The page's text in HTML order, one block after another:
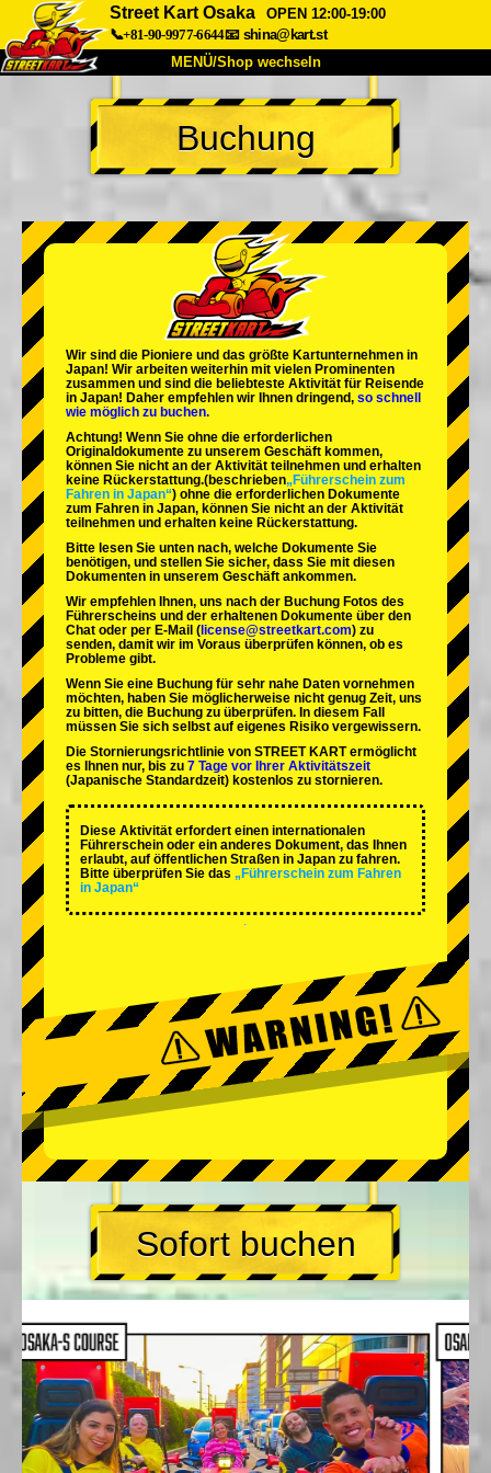
Street Kart Osaka
OPEN 12:00-19:00
📞+81-90-9977-6644📧 shina@kart.st
MENÜ/Shop wechseln
START
Über uns Spezifikationen Preise
Unternehmen Buchung
Shop wechseln
Tokio Shinagawa Tokio Akihabara#1
Tokio Akihabara#2
Tokio Shibuya Annex Tokio Bucht
Tokio Asakusa Osaka
Okinawa
Buchung
Wir sind die Pioniere und das größte Kartunternehmen in
Japan! Wir arbeiten weiterhin mit vielen Prominenten
zusammen und sind die beliebteste Aktivität für Reisende
in Japan! Daher empfehlen wir Ihnen dringend, so schnell
wie möglich zu buchen.
Achtung! Wenn Sie ohne die erforderlichen
Originaldokumente zu unserem Geschäft kommen,
können Sie nicht an der Aktivität teilnehmen und erhalten
keine Rückerstattung.(beschrieben„Führerschein zum
Fahren in Japan“) ohne die erforderlichen Dokumente
zum Fahren in Japan, können Sie nicht an der Aktivität
teilnehmen und erhalten keine Rückerstattung.
Bitte lesen Sie unten nach, welche Dokumente Sie
benötigen, und stellen Sie sicher, dass Sie mit diesen
Dokumenten in unserem Geschäft ankommen.
Wir empfehlen Ihnen, uns nach der Buchung Fotos des
Führerscheins und der erhaltenen Dokumente über den
Chat oder per E-Mail ( license@streetkart.com) zu
senden, damit wir im Voraus überprüfen können, ob es
Probleme gibt.
Wenn Sie eine Buchung für sehr nahe Daten vornehmen
möchten, haben Sie möglicherweise nicht genug Zeit, uns
zu bitten, die Buchung zu überprüfen. In diesem Fall
müssen Sie sich selbst auf eigenes Risiko vergewissern.
Die Stornierungsrichtlinie von STREET KART ermöglicht
es Ihnen nur, bis zu 7 Tage vor Ihrer Aktivitätszeit
(Japanische Standardzeit) kostenlos zu stornieren.
Diese Aktivität erfordert einen internationalen
Führerschein oder ein anderes Dokument, das Ihnen
erlaubt, auf öffentlichen Straßen in Japan zu fahren.
Bitte überprüfen Sie das „Führerschein zum Fahren
in Japan“
Sofort buchen